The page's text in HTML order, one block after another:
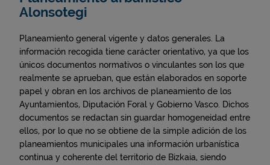
Alonsotegi
Planeamiento general vigente y datos generales. La
información recogida tiene carácter orientativo, ya que los
únicos documentos normativos o vinculantes son los que
realmente se aprueban, que están elaborados en soporte
papel y obran en los archivos de planeamiento de los
Ayuntamientos, Diputación Foral y Gobierno Vasco. Dichos
documentos se redactan sin guardar homogeneidad entre
ellos, por lo que no se obtiene de la simple adición de los
planeamientos municipales una información urbanística
continua y coherente del territorio de Bizkaia, siendo